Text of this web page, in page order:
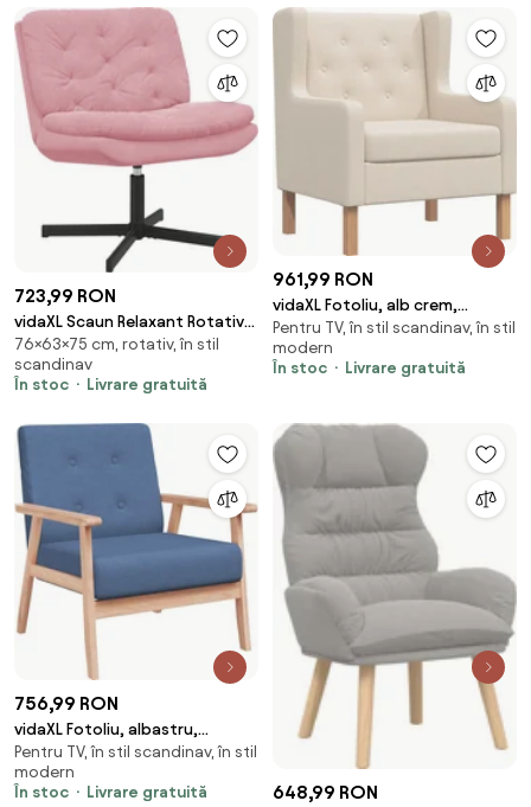
723,99 RON
vidaXL Scaun Relaxant Rotativ
Roz 63 x 75 x 76 cm Catifea
76×63×75 cm, rotativ, în stil
scandinav
În stoc
Livrare gratuită
961,99 RON
vidaXL Fotoliu, alb crem,
material textil
Pentru TV, în stil scandinav, în stil
modern
În stoc
Livrare gratuită
756,99 RON
vidaXL Fotoliu, albastru,
material textil
Pentru TV, în stil scandinav, în stil
modern
În stoc
Livrare gratuită 648,99 RON